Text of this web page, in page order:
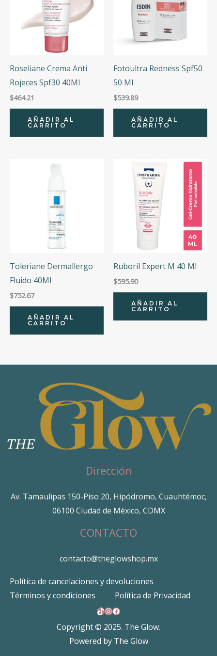
Roseliane Crema Anti
Rojeces Spf30 40Ml
$464.21
AÑADIR AL
CARRITO
Fotoultra Redness Spf50
50 Ml
$539.89
AÑADIR AL
CARRITO
Toleriane Dermallergo
Fluido 40Ml
$752.67
AÑADIR AL
CARRITO
Ruboril Expert M 40 Ml
$595.90
AÑADIR AL
CARRITO
Dirección
Av. Tamaulipas 150-Piso 20, Hipódromo, Cuauhtémoc,
06100 Ciudad de México, CDMX
CONTACTO
contacto@theglowshop.mx
Política de cancelaciones y devoluciones
Términos y condiciones
Política de Privacidad
TikTok
Instagram
Facebook
Copyright © 2025. The Glow.
Powered by The Glow